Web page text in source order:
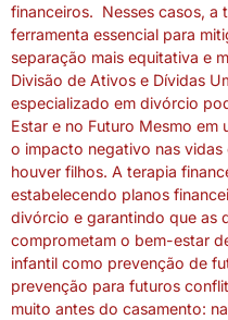
financeiros. Nesses casos, a
ferramenta essencial para
separação mais equitativa e
Divisão de Ativos e Dívidas
especializado em divórcio
Estar e no Futuro Mesmo
o impacto negativo nas
houver filhos. A terapia
estabelecendo planos
divórcio e garantindo que as
comprometam o bem-estar
infantil como prevenção de
prevenção para futuros
muito antes do casamento: